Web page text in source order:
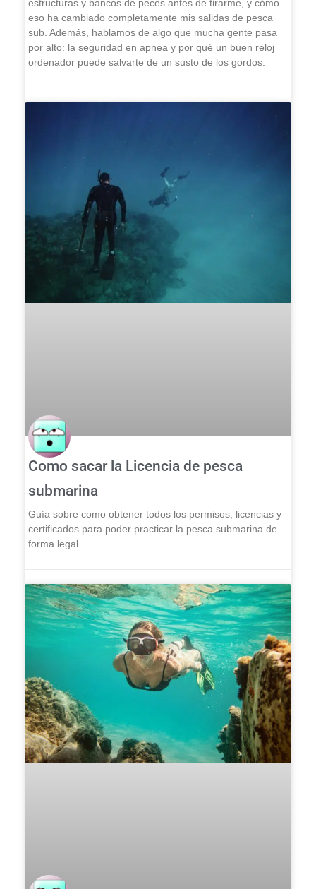
estructuras y bancos de peces antes de tirarme, y cómo
eso ha cambiado completamente mis salidas de pesca
sub. Además, hablamos de algo que mucha gente pasa
por alto: la seguridad en apnea y por qué un buen reloj
ordenador puede salvarte de un susto de los gordos.
Como sacar la Licencia de pesca
submarina
Guía sobre como obtener todos los permisos, licencias y
certificados para poder practicar la pesca submarina de
forma legal.